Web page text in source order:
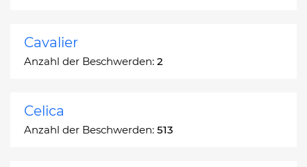
Cavalier
Anzahl der Beschwerden: 2
Celica
Anzahl der Beschwerden: 513